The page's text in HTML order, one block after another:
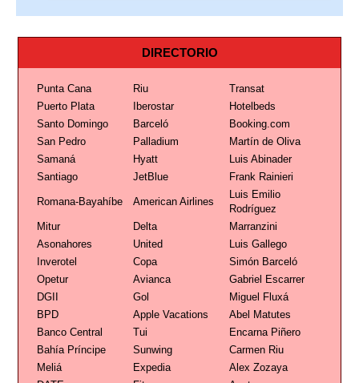
DIRECTORIO
Punta Cana Riu
Transat
Puerto Plata
Iberostar
Hotelbeds
Santo Domingo
Barceló
Booking.com
San Pedro
Palladium
Martín de Oliva
Samaná
Hyatt
Luis Abinader
Santiago
JetBlue Frank Rainieri
Romana-Bayahíbe American Airlines
Luis Emilio
Rodríguez
Mitur
Delta
Marranzini
Asonahores
United
Luis Gallego
Inverotel
Copa
Simón Barceló
Opetur
Avianca
Gabriel Escarrer
DGII
Gol
Miguel Fluxá
BPD
Apple Vacations
Abel Matutes
Banco Central
Tui
Encarna Piñero
Bahía Príncipe
Sunwing
Carmen Riu
Meliá
Expedia
Alex Zozaya